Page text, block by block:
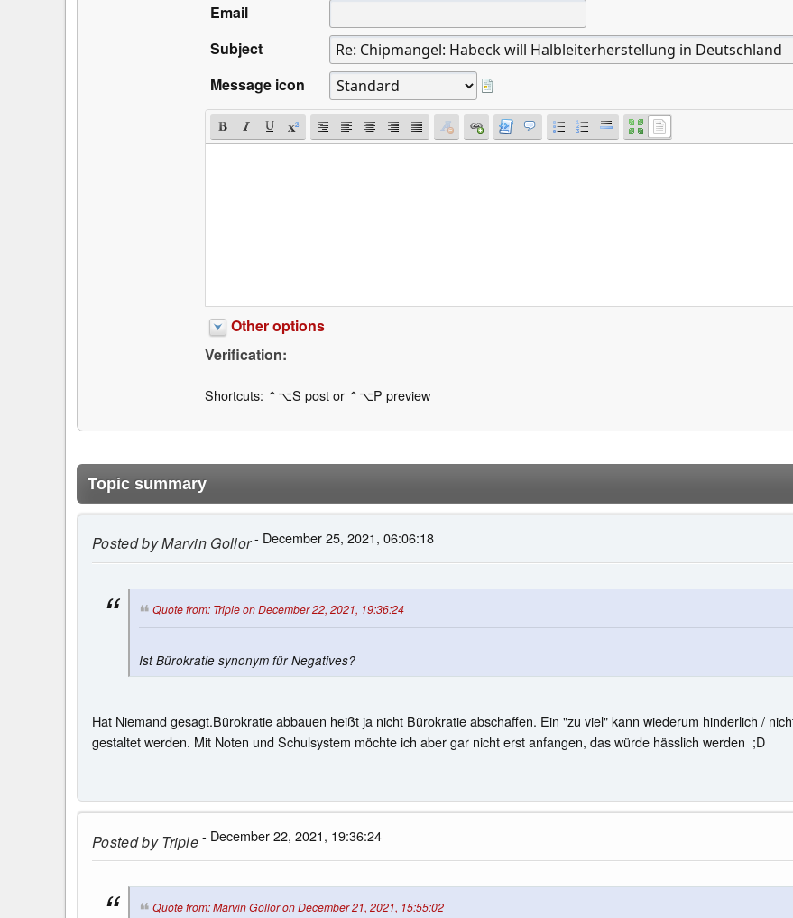
Email
Subject
Message icon
Other options
Verification:
Shortcuts: ⌃⌥S post or ⌃⌥P preview
Topic summary
Posted byMarvin Gollor- December 25, 2021, 06:06:18
Quote from: Triple on December 22, 2021, 19:36:24
Ist Bürokratie synonym für Negatives?
Hat Niemand gesagt.Bürokratie abbauen heißt ja nicht Bürokratie abschaffen. Ein "zu viel" kann wiederum hinderlich /
gestaltet werden. Mit Noten und Schulsystem möchte ich aber gar nicht erst anfangen, das würde hässlich werden ;D
Posted byTriple- December 22, 2021, 19:36:24
Quote from: Marvin Gollor on December 21, 2021, 15:55:02